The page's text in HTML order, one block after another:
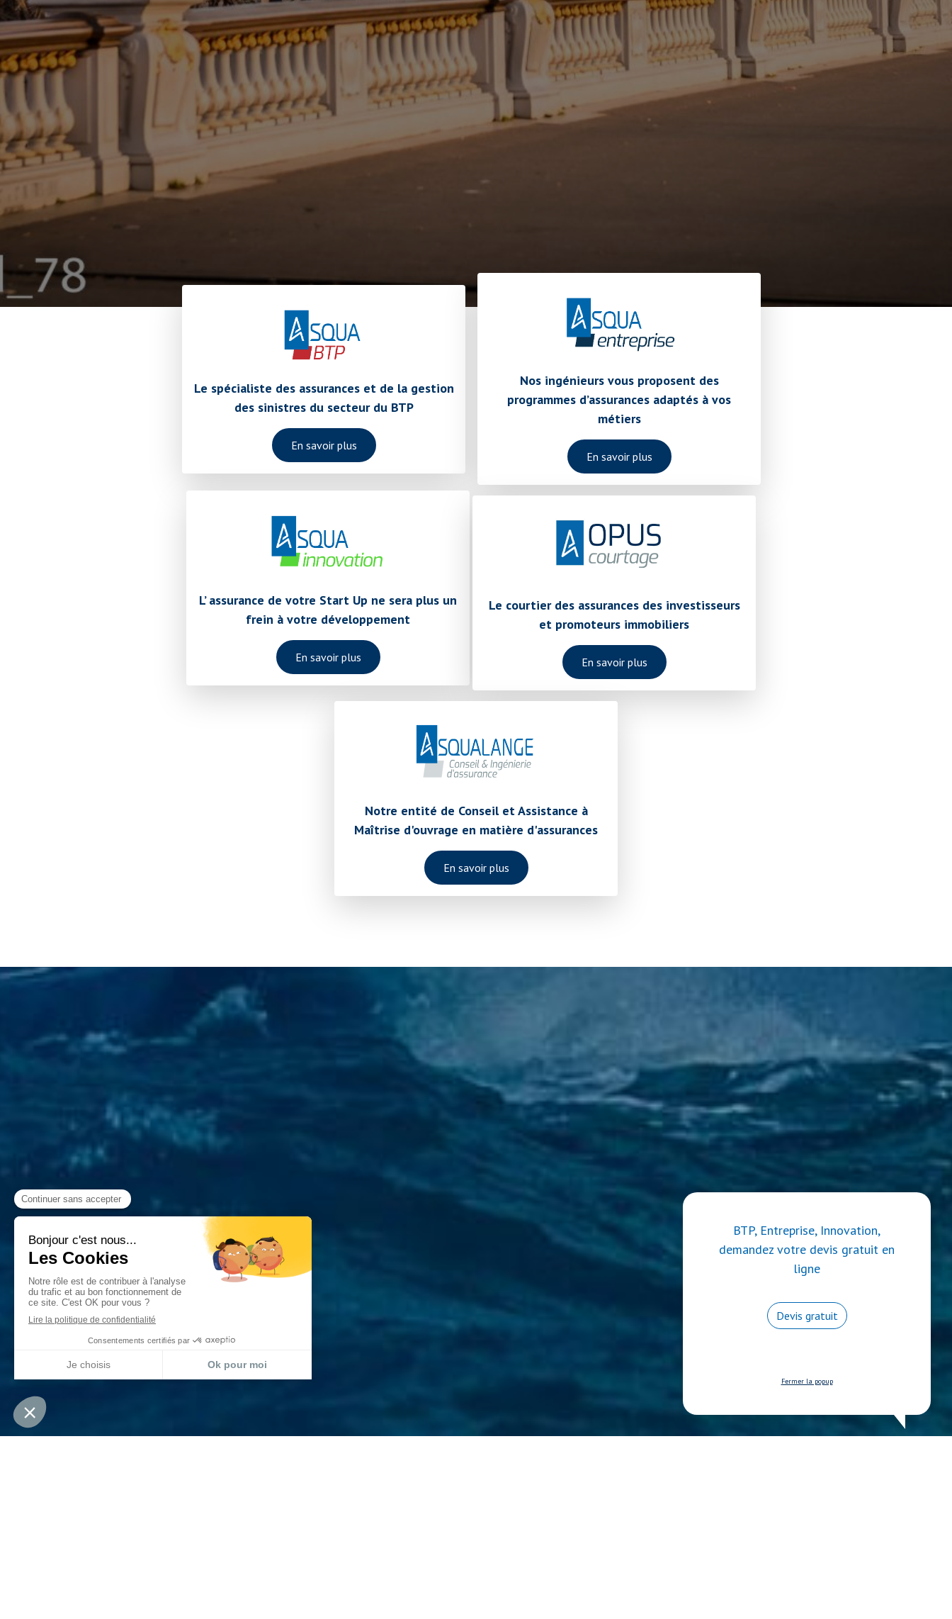
BTP, Entreprise, Innovation,
demandez votre devis gratuit en
ligne
Devis gratuit
Fermer la popup
Le spécialiste des assurances et de la gestion
des sinistres du secteur du BTP
En savoir plus
Nos ingénieurs vous proposent des
programmes d’assurances adaptés à vos
métiers
En savoir plus
L’ assurance de votre Start Up ne sera plus un
frein à votre développement
En savoir plus
Le courtier des assurances des investisseurs
et promoteurs immobiliers
En savoir plus
Notre entité de Conseil et Assistance à
Maîtrise d'ouvrage en matière d'assurances
En savoir plus